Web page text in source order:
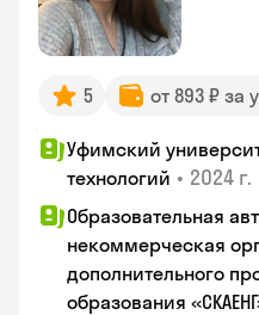
5 от 893 ₽ за
Уфимский
технологий • 2024 г.
Образовательная
некоммерческая
дополнительного
образования